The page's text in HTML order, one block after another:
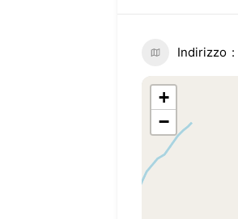
Indirizzo
+
−